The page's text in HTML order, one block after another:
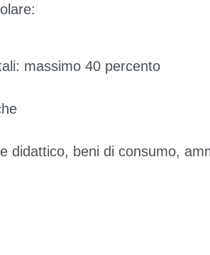
massimo 40 percento
didattico, beni di consumo,